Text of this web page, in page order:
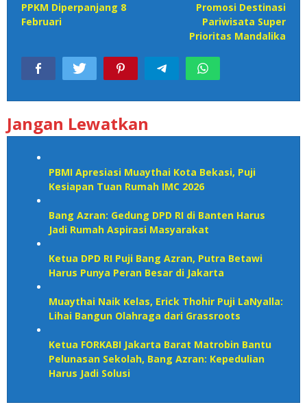
PPKM Diperpanjang 8
Februari
Promosi Destinasi
Pariwisata Super
Prioritas Mandalika
Jangan Lewatkan
PBMI Apresiasi Muaythai Kota Bekasi, Puji
Kesiapan Tuan Rumah IMC 2026
Bang Azran: Gedung DPD RI di Banten Harus
Jadi Rumah Aspirasi Masyarakat
Ketua DPD RI Puji Bang Azran, Putra Betawi
Harus Punya Peran Besar di Jakarta
Muaythai Naik Kelas, Erick Thohir Puji LaNyalla:
Lihai Bangun Olahraga dari Grassroots
Ketua FORKABI Jakarta Barat Matrobin Bantu
Pelunasan Sekolah, Bang Azran: Kepedulian
Harus Jadi Solusi